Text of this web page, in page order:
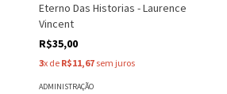
Eterno Das Historias - Laurence
Vincent
R$35,00
3x de R$11,67 sem juros
ADMINISTRAÇÃO